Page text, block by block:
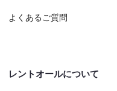
よくあるご質問
レントオールについて